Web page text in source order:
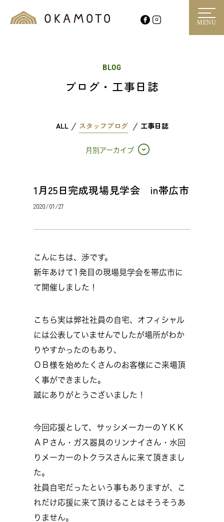
MENU
BLOG
ブログ・工事日誌
ALL スタッフブログ 工事日誌
月別アーカイブ
1月25日完成現場見学会 in帯広市
2020/01/27
こんにちは、渉です。
新年あけて1発目の現場見学会を帯広市に
て開催しました！
こちら実は弊社社員の自宅、オフィシャル
には公表していませんでしたが場所がわか
りやすかったのもあり、
ＯＢ様を始めたくさんのお客様にご来場頂
く事ができました。
誠にありがとうございました！
今回応援として、サッシメーカーのＹＫＫ
ＡＰさん・ガス器具のリンナイさん・水回
りメーカーのトクラスさんに来て頂きまし
た。
社員自宅だったという事もありますが、こ
れだけ応援に来て頂けることはそうそうあ
りません。